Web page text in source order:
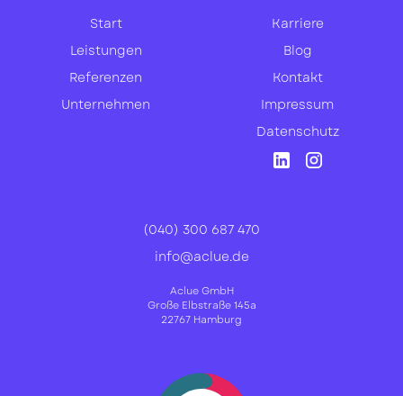
Start
Leistungen
Referenzen
Unternehmen
Karriere
Blog
Kontakt
Impressum
Datenschutz
(040) 300 687 470
info@aclue.de
Aclue GmbH
Große Elbstraße 145a
22767 Hamburg